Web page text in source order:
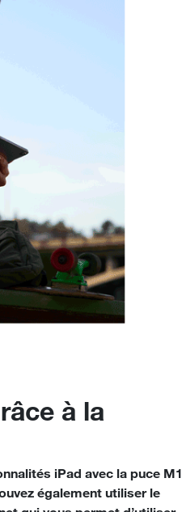
à la
iPad avec la puce M1
également utiliser le